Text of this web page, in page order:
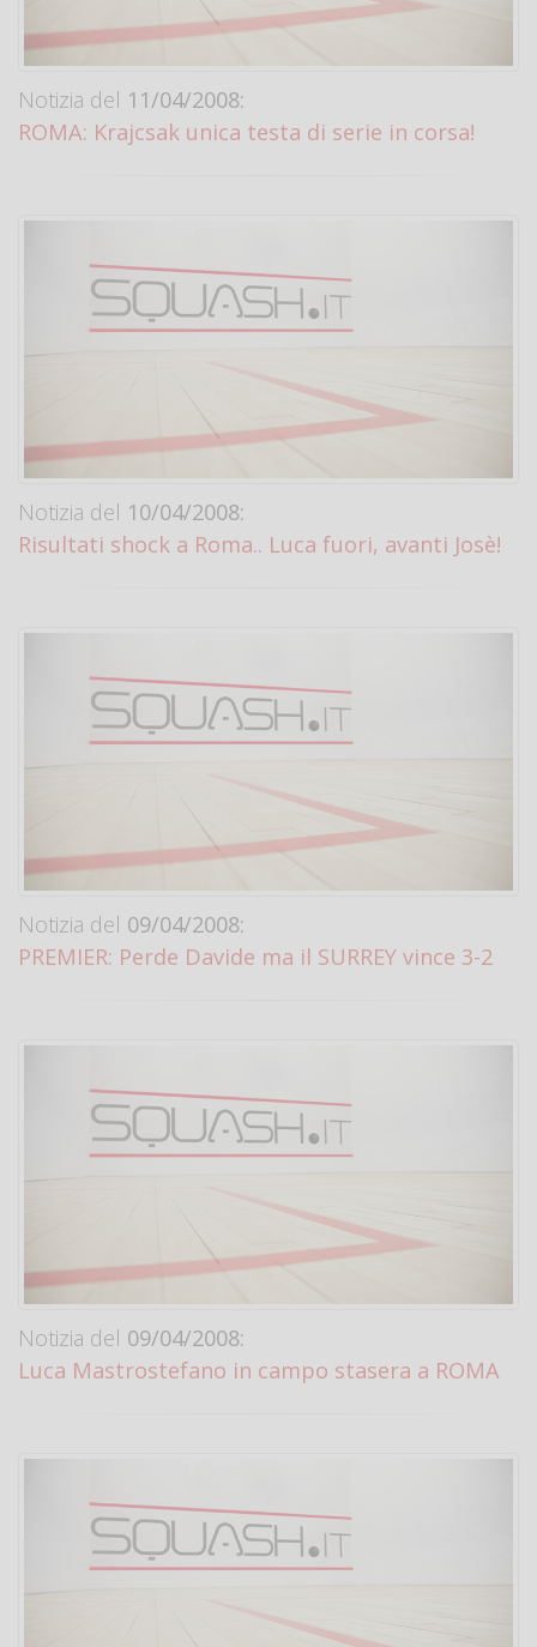
Notizia del 11/04/2008:
ROMA: Krajcsak unica testa di serie in corsa!
Notizia del 10/04/2008:
Risultati shock a Roma.. Luca fuori, avanti Josè!
Notizia del 09/04/2008:
PREMIER: Perde Davide ma il SURREY vince 3-2
Notizia del 09/04/2008:
Luca Mastrostefano in campo stasera a ROMA